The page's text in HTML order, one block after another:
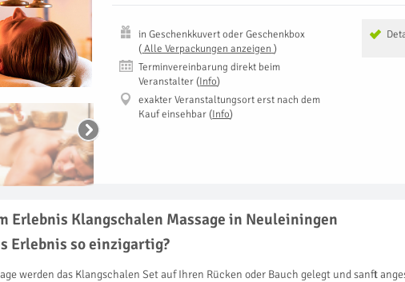
inGeschenkkuvert oder Geschenkbox
( Alle Verpackungen anzeigen )
Terminvereinbarung direkt beim
Veranstalter (Info)
exakter Veranstaltungsort erst nach dem
Kauf einsehbar (Info)
Erlebnis Klangschalen Massage in Neuleiningen
Erlebnis so einzigartig?
werden das Klangschalen Set auf Ihren Rücken oder Bauch gelegt und sanft